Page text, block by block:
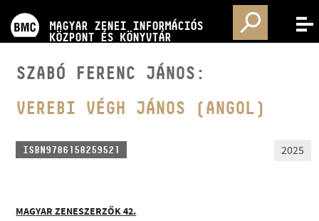
MAGYAR ZENEI INFORMÁCIÓS
KÖZPONT ÉS KÖNYVTÁR
MENÜ
KÉPZÉSEK
KIADVÁNYOK
SZABÓ FERENC JÁNOS:
VEREBI VÉGH JÁNOS (ANGOL)
ISBN9786158259521 2025
MAGYAR ZENESZERZŐK 42.